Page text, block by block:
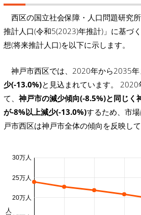
西区の国立社会保障・人口問題研究
推計人口(令和5(2023)年推計)」に基づ
想(将来推計人口)を以下に示します。
神戸市西区では、2020年から2035年
少(-13.0%)と見込まれています。
て、 神戸市の減少傾向(-8.5%)と同じく
が-8%以上減少(-13.0%)するため、市
戸市西区は神戸市全体の傾向を反映して
20万人
25万人
30万人